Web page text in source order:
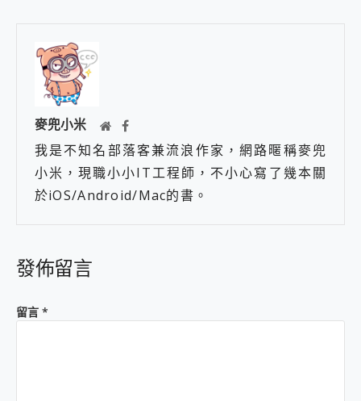
麥兜小米
我是不知名部落客兼流浪作家，網路暱稱麥兜
小米，現職小小IT工程師，不小心寫了幾本關
於iOS/Android/Mac的書。
發佈留言
留言 *